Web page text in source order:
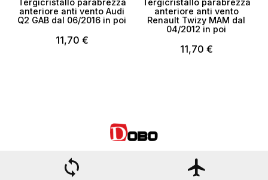
Tergicristallo parabrezza
anteriore anti vento Audi
Q2 GAB dal 06/2016 in poi
11,70 €
Tergicristallo parabrezza
anteriore anti vento
Renault Twizy MAM dal
04/2012 in poi
11,70 €
loop flight